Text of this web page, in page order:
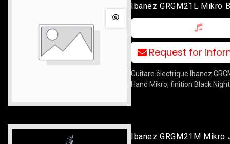
Ibanez GRGM21L Mikro
Request for
Guitare électrique Ibanez
Hand Mikro, finition Black
Ibanez GRGM21M Mikro